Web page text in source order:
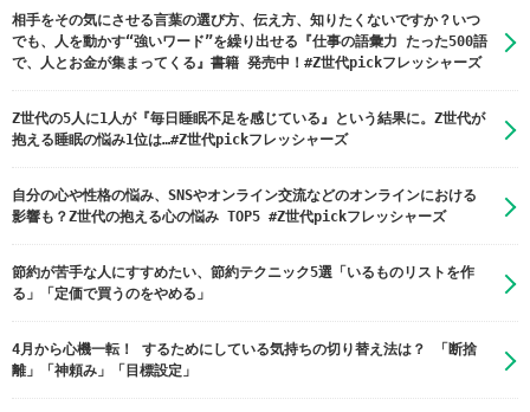
相手をその気にさせる言葉の選び方、伝え方、知りたくないですか？いつ
でも、人を動かす“強いワード”を繰り出せる『仕事の語彙力 たった500語
で、人とお金が集まってくる』書籍 発売中！#Z世代pickフレッシャーズ
Z世代の5人に1人が『毎日睡眠不足を感じている』という結果に。Z世代が
抱える睡眠の悩み1位は…#Z世代pickフレッシャーズ
自分の心や性格の悩み、SNSやオンライン交流などのオンラインにおける
影響も？Z世代の抱える心の悩み TOP5 #Z世代pickフレッシャーズ
節約が苦手な人にすすめたい、節約テクニック5選「いるものリストを作
る」「定価で買うのをやめる」
4月から心機一転！ するためにしている気持ちの切り替え法は？ 「断捨
離」「神頼み」「目標設定」